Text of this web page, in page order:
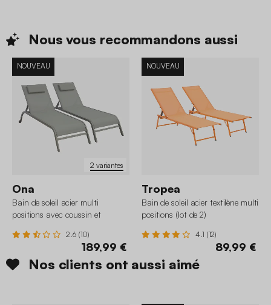
Nous vous recommandons aussi
2 variantes
NOUVEAU
Ona
Bain de soleil acier multi
positions avec coussin et
2.6 (10)
189,99 €
NOUVEAU
Tropea
Bain de soleil acier textilène multi
positions (lot de 2)
4.1 (12)
89,99 €
Nos clients ont aussi aimé